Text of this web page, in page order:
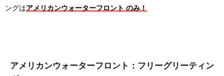
ングはアメリカンウォーターフロント のみ！
アメリカンウォーターフロント：フリーグリーティン